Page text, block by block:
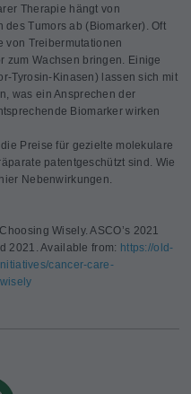
Therapie hängt von
Tumors ab (Biomarker). Oft
von Treibermutationen
zum Wachsen bringen. Einige
Tyrosin-Kinasen) lassen sich mit
was ein Ansprechen der
Biomarker wirken
Preise für gezielte molekulare
patentgeschützt sind. Wie
Nebenwirkungen.
Wisely. ASCO’s 2021
2021. Available from: https://old-
cancer-care-